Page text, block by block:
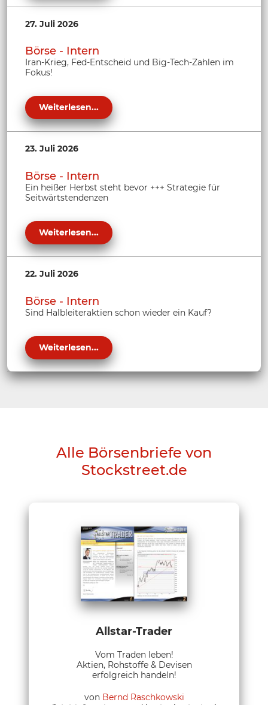
27. Juli 2026
Börse - Intern
Iran-Krieg, Fed-Entscheid und Big-Tech-Zahlen im
Fokus!
Weiterlesen...
23. Juli 2026
Börse - Intern
Ein heißer Herbst steht bevor +++ Strategie für
Seitwärtstendenzen
Weiterlesen...
22. Juli 2026
Börse - Intern
Sind Halbleiteraktien schon wieder ein Kauf?
Weiterlesen...
Alle Börsenbriefe von
Stockstreet.de
Allstar-Trader
Vom Traden leben!
Aktien, Rohstoffe & Devisen
erfolgreich handeln!
von Bernd Raschkowski